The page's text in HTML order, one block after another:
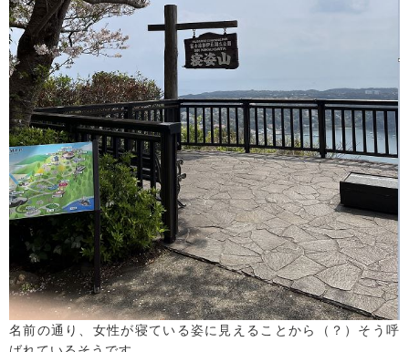
名前の通り、女性が寝ている姿に見えることから（？）そう呼